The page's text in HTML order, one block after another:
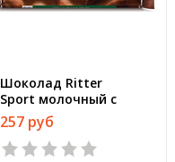
Шоколад Ritter
Sport молочный с
цельным миндалем
100 г
257 руб